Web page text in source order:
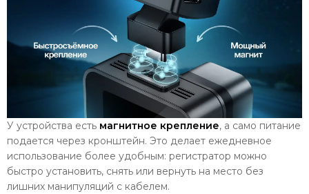
У устройства есть магнитное крепление, а само питание
подается через кронштейн. Это делает ежедневное
использование более удобным: регистратор можно
быстро установить, снять или вернуть на место без
лишних манипуляций с кабелем.